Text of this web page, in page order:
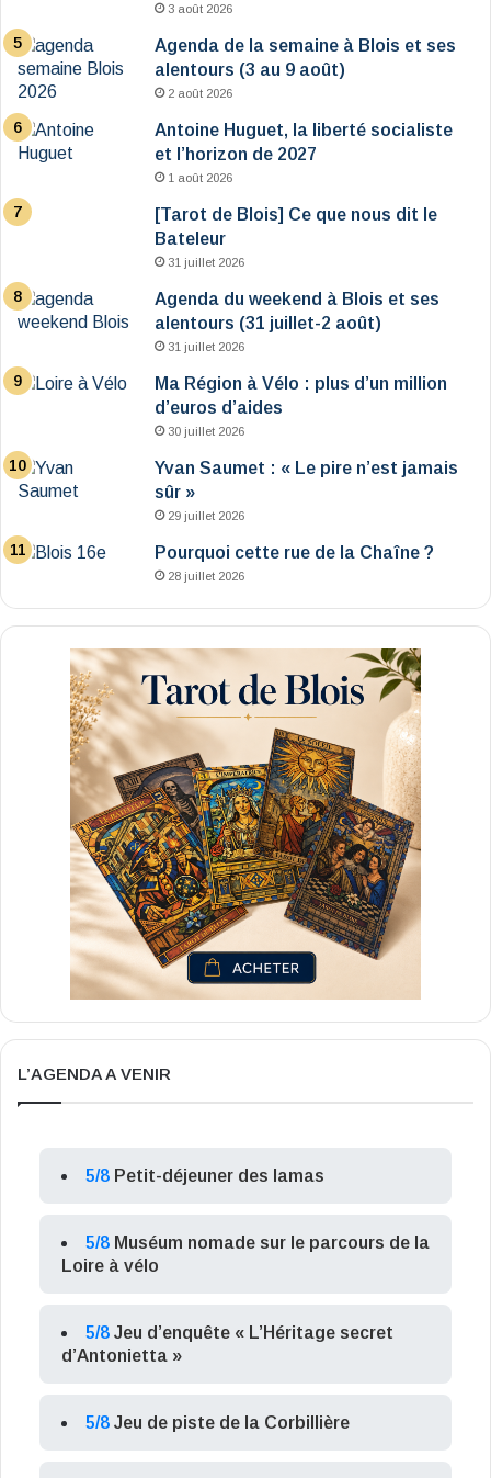
3 août 2026
Agenda de la semaine à Blois et ses
alentours (3 au 9 août)
2 août 2026
Antoine Huguet, la liberté socialiste
et l’horizon de 2027
1 août 2026
[Tarot de Blois] Ce que nous dit le
Bateleur
31 juillet 2026
Agenda du weekend à Blois et ses
alentours (31 juillet-2 août)
31 juillet 2026
Ma Région à Vélo : plus d’un million
d’euros d’aides
30 juillet 2026
Yvan Saumet : « Le pire n’est jamais
sûr »
29 juillet 2026
Pourquoi cette rue de la Chaîne ?
28 juillet 2026
L’AGENDA A VENIR
5/8 Petit-déjeuner des lamas
5/8 Muséum nomade sur le parcours de la
Loire à vélo
5/8 Jeu d’enquête « L’Héritage secret
d’Antonietta »
5/8 Jeu de piste de la Corbillière